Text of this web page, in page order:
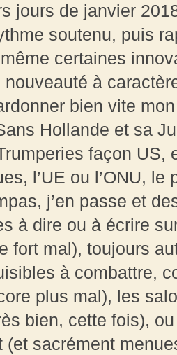
jours de janvier
soutenu, puis
certaines
à
bien vite
Hollande et sa
façon US,
l’UE ou l’ONU,
j’en passe et
à dire ou à écrire
fort mal), toujours
à combattre,
plus mal), les
bien, cette fois),
(et sacrément